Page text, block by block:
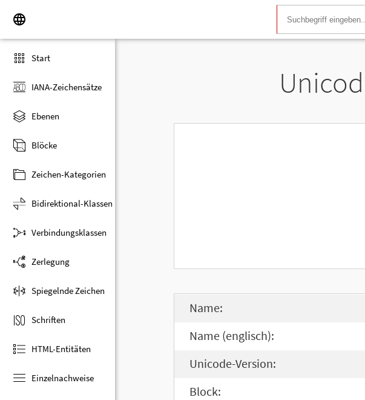
Start
IANA-Zeichensätze
Ebenen
Blöcke
Zeichen-Kategorien
Bidirektional-Klassen
Verbindungsklassen
Zerlegung
Spiegelnde Zeichen
Schriften
HTML-Entitäten
Einzelnachweise
Name:
Name (englisch):
Unicode-Version:
Block: